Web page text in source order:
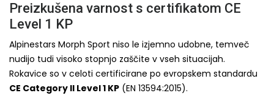
Preizkušena varnost s certifikatom CE
Level 1 KP
Alpinestars Morph Sport niso le izjemno udobne, temveč
nudijo tudi visoko stopnjo zaščite v vseh situacijah.
Rokavice so v celoti certificirane po evropskem standardu
CE Category II Level 1 KP (EN 13594:2015).